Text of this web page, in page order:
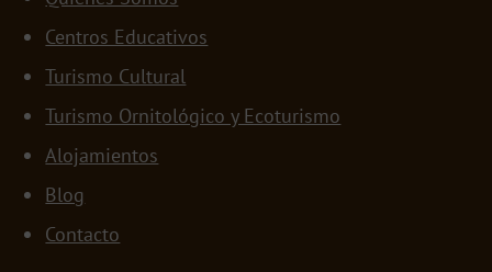
Centros Educativos
Turismo Cultural
Turismo Ornitológico y Ecoturismo
Alojamientos
Blog
Contacto